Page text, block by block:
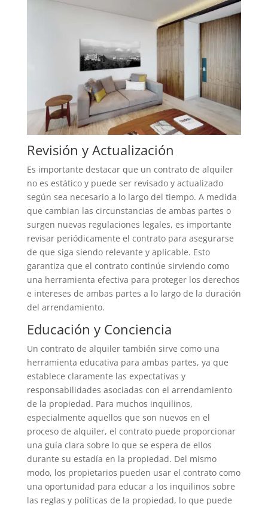
Revisión y Actualización
Es importante destacar que un contrato de alquiler
no es estático y puede ser revisado y actualizado
según sea necesario a lo largo del tiempo. A medida
que cambian las circunstancias de ambas partes o
surgen nuevas regulaciones legales, es importante
revisar periódicamente el contrato para asegurarse
de que siga siendo relevante y aplicable. Esto
garantiza que el contrato continúe sirviendo como
una herramienta efectiva para proteger los derechos
e intereses de ambas partes a lo largo de la duración
del arrendamiento.
Educación y Conciencia
Un contrato de alquiler también sirve como una
herramienta educativa para ambas partes, ya que
establece claramente las expectativas y
responsabilidades asociadas con el arrendamiento
de la propiedad. Para muchos inquilinos,
especialmente aquellos que son nuevos en el
proceso de alquiler, el contrato puede proporcionar
una guía clara sobre lo que se espera de ellos
durante su estadía en la propiedad. Del mismo
modo, los propietarios pueden usar el contrato como
una oportunidad para educar a los inquilinos sobre
las reglas y políticas de la propiedad, lo que puede